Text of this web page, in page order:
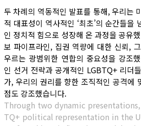
두 차례의 역동적인 발표를 통해, 우리는
적 대표성이 역사적인 ‘최초’의 순간들을
인 정치적 힘으로 성장해 온 과정을 공유
보 파이프라인, 집권 역량에 대한 신뢰,
우르는 광범위한 연합의 중요성을 강조
인 선거 전략과 공개적인 LGBTQ+ 리더
가, 우리의 권리를 향한 조직적인 공격에
점도 강조했습니다.
Through two dynamic presentations,
TQ+ political representation in the